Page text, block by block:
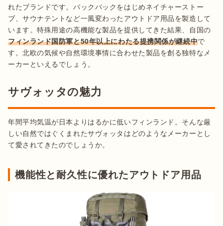
れたブランドです。バックパックをはじめネイチャーストー
ブ、サウナテントなど一風変わったアウトドア用品を製造して
います。特殊用途の高機能な製品を提供してきた結果、自国の
フィンランド国防軍と50年以上にわたる提携関係が継続中で
す。北欧の気候や自然環境事情に合わせた製品を創る独特なメ
ーカーといえるでしょう。
サヴォッタの魅力
年間平均気温が日本よりはるかに低いフィンランド。そんな厳
しい自然ではぐくまれたサヴォッタはどのようなメーカーとし
て愛されてきたのでしょうか。
機能性と耐久性に優れたアウトドア用品